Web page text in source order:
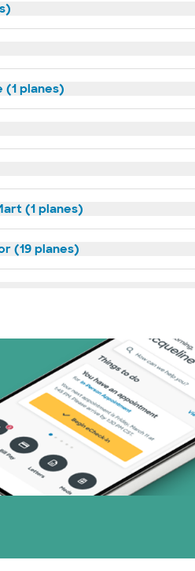
(1 planes)
(1 planes)
(19 planes)
planes)